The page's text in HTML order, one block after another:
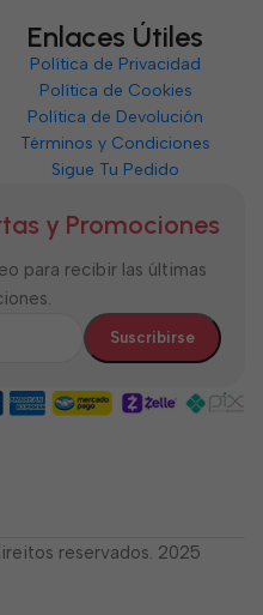
Enlaces Útiles
Política de Privacidad
Política de Cookies
Política de Devolución
Términos y Condiciones
Sigue Tu Pedido
y Promociones
para recibir las últimas
reservados. 2025